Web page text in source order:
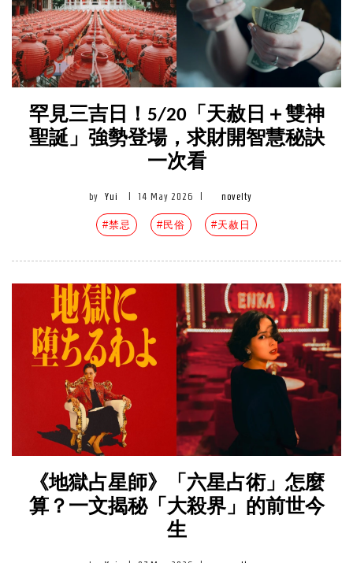
罕見三吉日！5/20「天赦日＋雙神
聖誕」強勢登場，求財開智慧秘訣
一次看
by Yui 14 May 2026 novelty
#禁忌 #民俗 #天赦日
《地獄占星師》「六星占術」怎麼
算？一文揭秘「大殺界」的前世今
生